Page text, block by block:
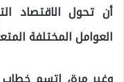
أن تحول الاقتصاد
العوامل المختلفة